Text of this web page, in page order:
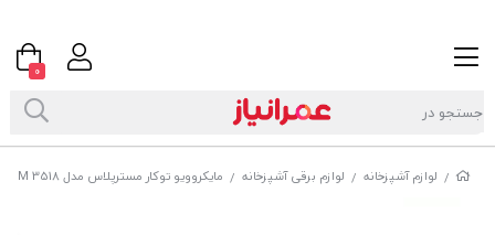
/ لوازم آشپزخانه / لوازم برقی آشپزخانه / مایکروویو توکار مسترپلاس مدل M 3518
0